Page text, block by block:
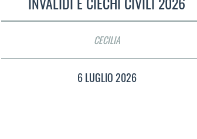
CECILIA
6 LUGLIO 2026